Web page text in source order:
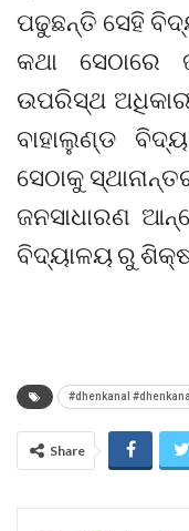
ପଢୁଛନ୍ତି ସେହି
କଥା
ଉପରିସ୍ଥ
ବାହାଲୁଣ୍ଡ
ସେଠାକୁ
ଜନସାଧାରଣ
ବିଦ୍ୟାଳୟ ରୁ
#dhenkanal
Share